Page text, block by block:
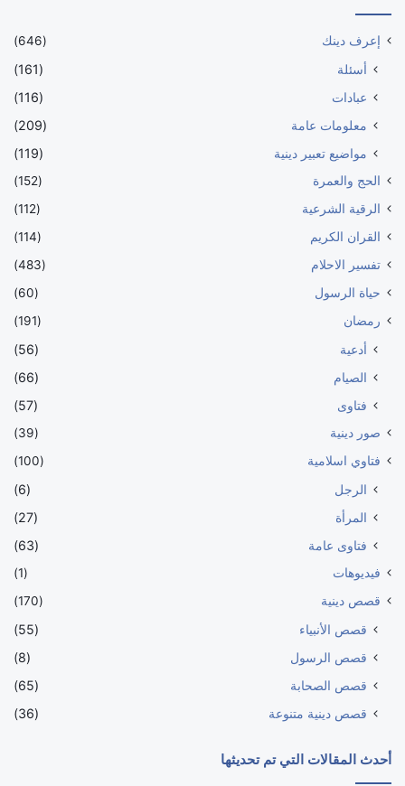
إعرف دينك (646)
أسئلة
(161)
عبادات
(116)
معلومات عامة
(209)
مواضيع تعبير دينية
(119)
الحج والعمرة
(152)
الرقية الشرعية
(112)
القران الكريم
(114)
تفسير الاحلام
(483)
حياة الرسول
(60)
رمضان
(191)
أدعية
(56)
الصيام
(66)
فتاوى
(57)
صور دينية
(39)
فتاوي اسلامية
(100)
الرجل
(6)
المرأة
(27)
فتاوى عامة
(63)
فيديوهات
(1)
قصص دينية
(170)
قصص الأنبياء
(55)
قصص الرسول
(8)
قصص الصحابة
(65)
قصص دينية متنوعة
(36)
أحدث المقالات التي تم تحديثها